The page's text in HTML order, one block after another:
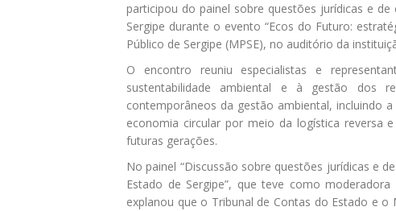
participou do painel sobre questões jurídicas e
Sergipe durante o evento “Ecos do Futuro:
Público de Sergipe (MPSE), no auditório da
O encontro reuniu especialistas e
sustentabilidade ambiental e à gestão dos
contemporâneos da gestão ambiental, incluindo
economia circular por meio da logística reversa
futuras gerações.
No painel “Discussão sobre questões jurídicas e
Estado de Sergipe”, que teve como
explanou que o Tribunal de Contas do Estado e